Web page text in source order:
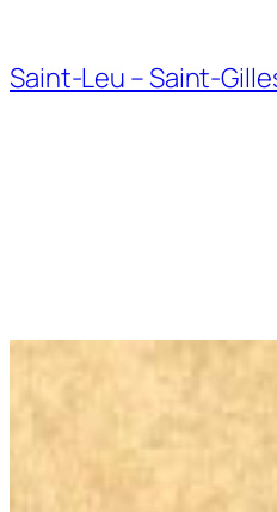
au
contenu
Saint-Leu – Saint-